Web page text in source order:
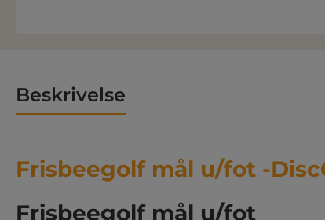
Beskrivelse
Frisbeegolf mål u/fot -
Frisbeegolf mål u/fot